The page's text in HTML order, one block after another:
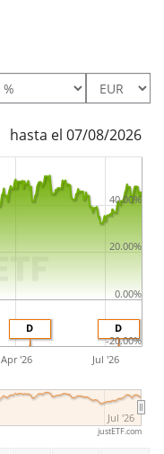
hasta el 07/08/2026
D
D
Apr '26 Jul '26
Jul '26
-20.00%
0.00%
20.00%
40.00%
justETF.com